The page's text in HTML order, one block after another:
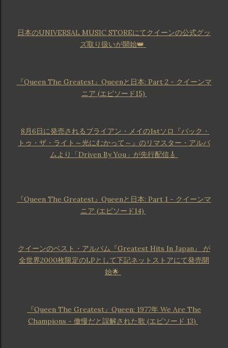
日本のUNIVERSAL MUSIC STOREにてクイーンの公式グッ
ズ取り扱いが開始👑
『Queen The Greatest』Queenと日本: Part 2 - クイーンマ
ニア (エピソード15)
8月6日に発売されるブライアン・メイの1stソロ『バック・
トゥ・ザ・ライト～光にむかって～』のリマスター・アルバ
ムより「Driven By You」が先行配信🎸
『Queen The Greatest』Queenと日本: Part 1 - クイーンマ
ニア (エピソード14)
クイーンのベスト・アルバム『Greatest Hits In Japan』 が
全世界2000枚限定のLPとして下記ネットストアにて発売開
始🌟
『Queen The Greatest』Queen: 1977年 We Are The
Champions - 傲慢だと誤解された歌 (エピソード 13)